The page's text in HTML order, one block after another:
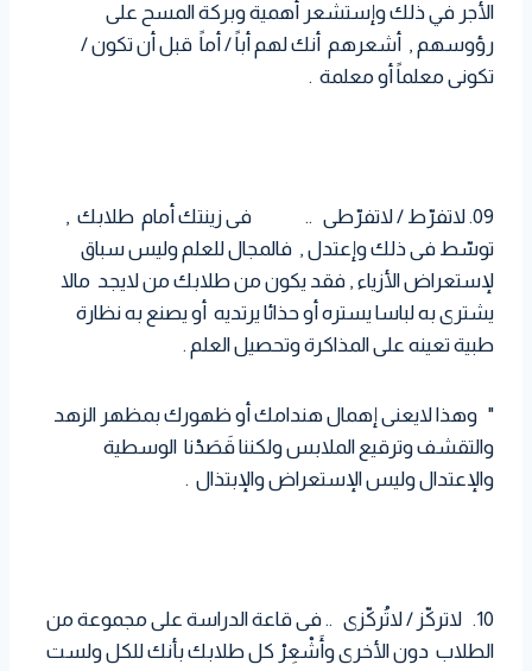
الأجر في ذلك وإستشعر أهمية وبركة المسح على
رؤوسهم , أشعرهم أنك لهم أباً / أماً قبل أن تكون /
تكونى معلماً أو معلمة .
09. لاتفرّط / لاتفرّطى .. فى زينتك أمام طلابك ,
توسّط فى ذلك وإعتدل , فالمجال للعلم وليس سباق
لإستعراض الأزياء , فقد يكون من طلابك من لايجد مالا
يشترى به لباسا يستره أو حذائا يرتديه أو يصنع به نظارة
طبية تعينه على المذاكرة وتحصيل العلم .
" وهذا لايعنى إهمال هندامك أو ظهورك بمظهر الزهد
والتقشف وترقيع الملابس ولكننا قَصَدْنا الوسطية
والإعتدال وليس الإستعراض والإبتذال .
10. لاتركّز / لاتُركّزى .. فى قاعة الدراسة على مجموعة من
الطلاب دون الأخرى وأَشْعِرْ كل طلابك بأنك للكل ولست